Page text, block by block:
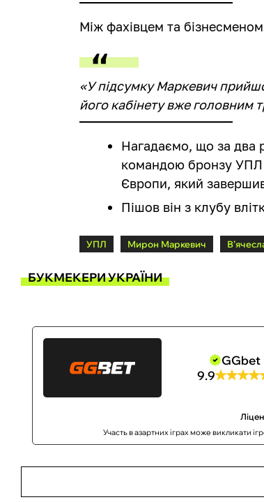
Між фахівцем та
«У підсумку Маркевич
його кабінету вже головним
Нагадаємо, що за два
командою бронзу УПЛ
Європи, який
Пішов він з клубу
УПЛ Мирон Маркевич
БУКМЕКЕРИ УКРАЇНИ
GGbet
9.9
Участь в азартних іграх може викликати